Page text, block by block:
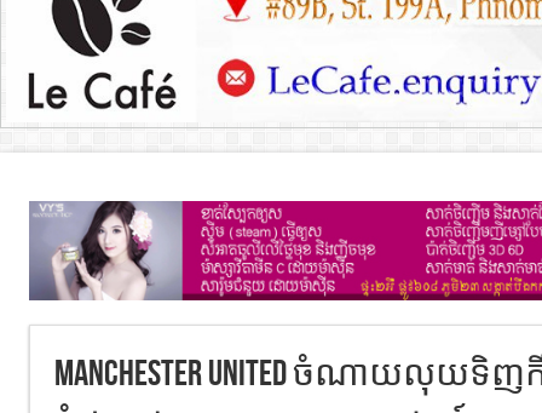
Manchester United ចំណាយលុយទិញកី